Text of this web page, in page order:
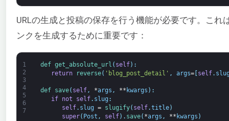
URLの生成と投稿の保存を行う機能が必要です。こ
ンクを生成するために重要です：
1
2
3
4
5
6
7
def get_absolute_url ( self) :
return
reverse( 'blog_post_detail' , args=[self.
def save( self, *args , ** kwargs ) :
if
not self. slug :
self. slug = slugify( self.title)
super( Post , self) . save( *args , ** kwargs )